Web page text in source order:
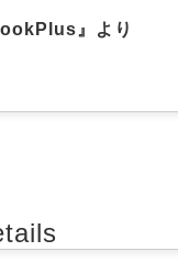
』より